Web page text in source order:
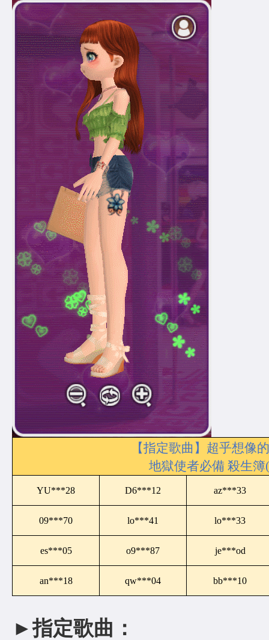
【指定歌曲】超乎想像
地獄使者必備 殺生簿
YU***28 D6***12 az***33
09***70 lo***41 lo***33
es***05 o9***87 je***od
an***18 qw***04 bb***10
►指定歌曲：